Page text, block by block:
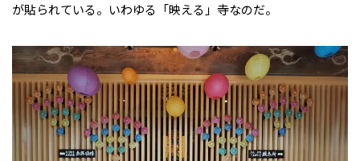
が貼られている。いわゆる「映える」寺なのだ。